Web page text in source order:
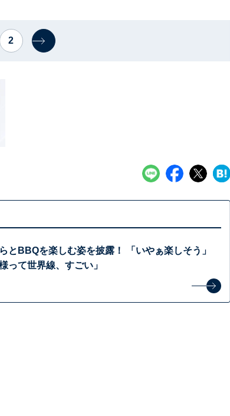
2
とBBQを楽しむ姿を披露！ 「いやぁ楽しそう」
って世界線、すごい」